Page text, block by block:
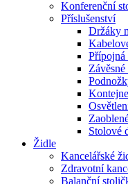
Konferenční
Příslušenství
Držáky
Přípojná
Stolové
Židle
Kancelářské
Zdravotní
Balanční